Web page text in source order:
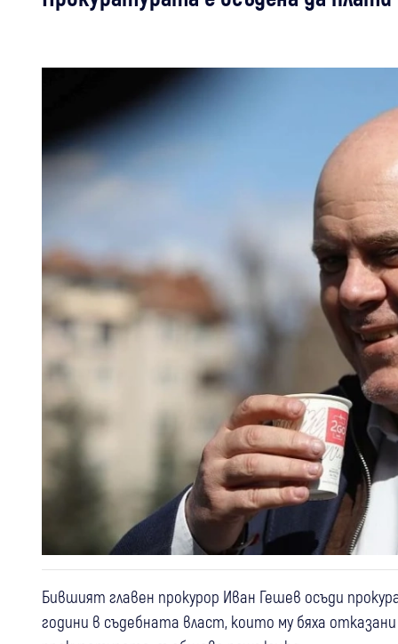
Бившият главен прокурор Иван Гешев осъди
години в съдебната власт, които му бяха